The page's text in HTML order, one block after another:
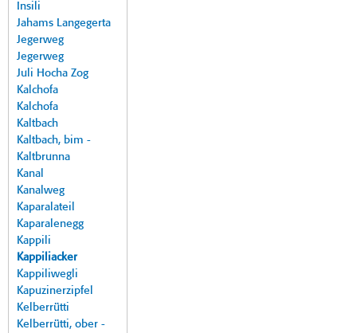
Insili
Jahams Langegerta
Jegerweg
Jegerweg
Juli Hocha Zog
Kalchofa
Kalchofa
Kaltbach
Kaltbach, bim -
Kaltbrunna
Kanal
Kanalweg
Kaparalateil
Kaparalenegg
Kappili
Kappiliacker
Kappiliwegli
Kapuzinerzipfel
Kelberrütti
Kelberrütti, ober -